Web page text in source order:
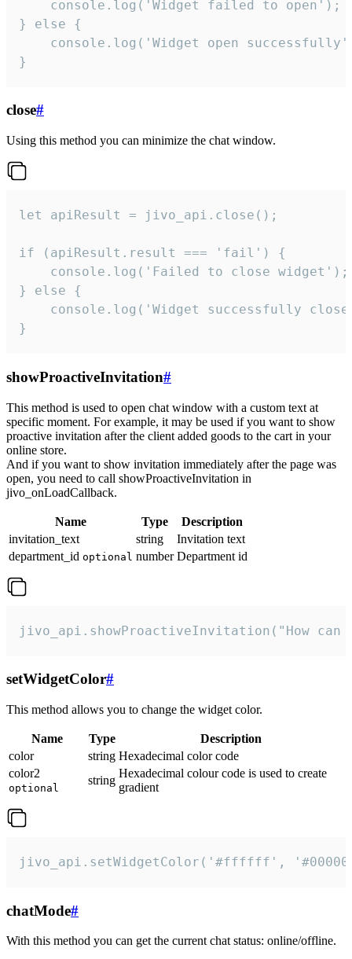
    console.log('Widget failed to open');
} else {
console.log('Widget open
}
close#
Using this method you can minimize the chat window.
let apiResult = jivo_api.close();
if (apiResult.result === 'fail') {
    console.log('Failed to close widget');
} else {
console.log('Widget successfully
}
showProactiveInvitation#
This method is used to open chat window with a custom text at
specific moment. For example, it may be used if you want to show
proactive invitation after the client added goods to the cart in your
online store.
And if you want to show invitation immediately after the page was
open, you need to call showProactiveInvitation in
jivo_onLoadCallback.
Name Type
Description
invitation_text
string
Invitation text
department_id optional number Department id
jivo_api.showProactiveInvitation("How
setWidgetColor#
This method allows you to change the widget color.
Name Type
Description
color
string Hexadecimal color code
color2
optional
string
Hexadecimal colour code is used to create
gradient
jivo_api.setWidgetColor('#ffffff',
chatMode#
With this method you can get the current chat status: online/offline.